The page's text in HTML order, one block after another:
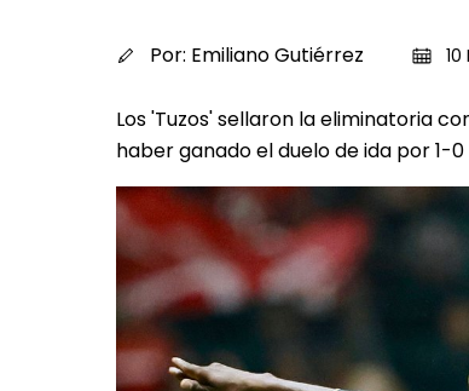
Por: Emiliano Gutiérrez
Los 'Tuzos' sellaron la eliminatoria
haber ganado el duelo de ida por 1-0